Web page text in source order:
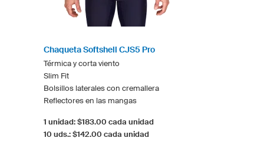
Chaqueta Softshell CJS5 Pro
Térmica y corta viento
Slim Fit
Bolsillos laterales con cremallera
Reflectores en las mangas
1 unidad: $183.00 cada unidad
10 uds.: $142.00 cada unidad